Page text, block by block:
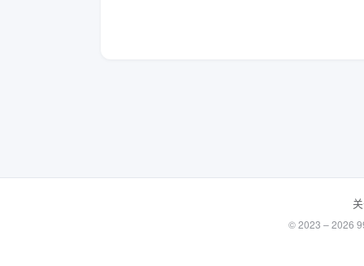
© 2023 – 2026